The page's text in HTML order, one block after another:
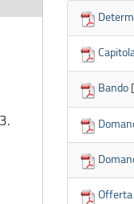
Bando
Offerta